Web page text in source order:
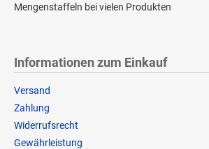
Mengenstaffeln bei vielen Produkten
Informationen zum Einkauf
Versand
Zahlung
Widerrufsrecht
Gewährleistung